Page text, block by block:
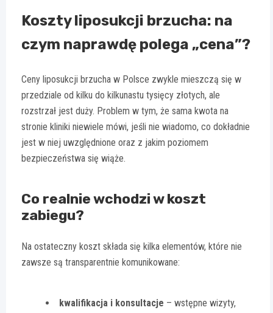
Koszty liposukcji brzucha: na
czym naprawdę polega „cena”?
Ceny liposukcji brzucha w Polsce zwykle mieszczą się w
przedziale od kilku do kilkunastu tysięcy złotych, ale
rozstrzał jest duży. Problem w tym, że sama kwota na
stronie kliniki niewiele mówi, jeśli nie wiadomo, co dokładnie
jest w niej uwzględnione oraz z jakim poziomem
bezpieczeństwa się wiąże.
Co realnie wchodzi w koszt
zabiegu?
Na ostateczny koszt składa się kilka elementów, które nie
zawsze są transparentnie komunikowane:
kwalifikacja i konsultacje – wstępne wizyty,